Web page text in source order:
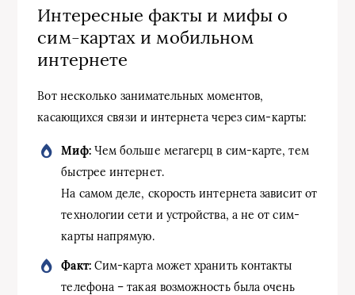
Интересные факты и мифы о
сим-картах и мобильном
интернете
Вот несколько занимательных моментов,
касающихся связи и интернета через сим-карты:
Миф:Чем больше мегагерц в сим-карте, тем
быстрее интернет.
На самом деле, скорость интернета зависит от
технологии сети и устройства, а не от сим-
карты напрямую.
Факт:Сим-карта может хранить контакты
телефона – такая возможность была очень